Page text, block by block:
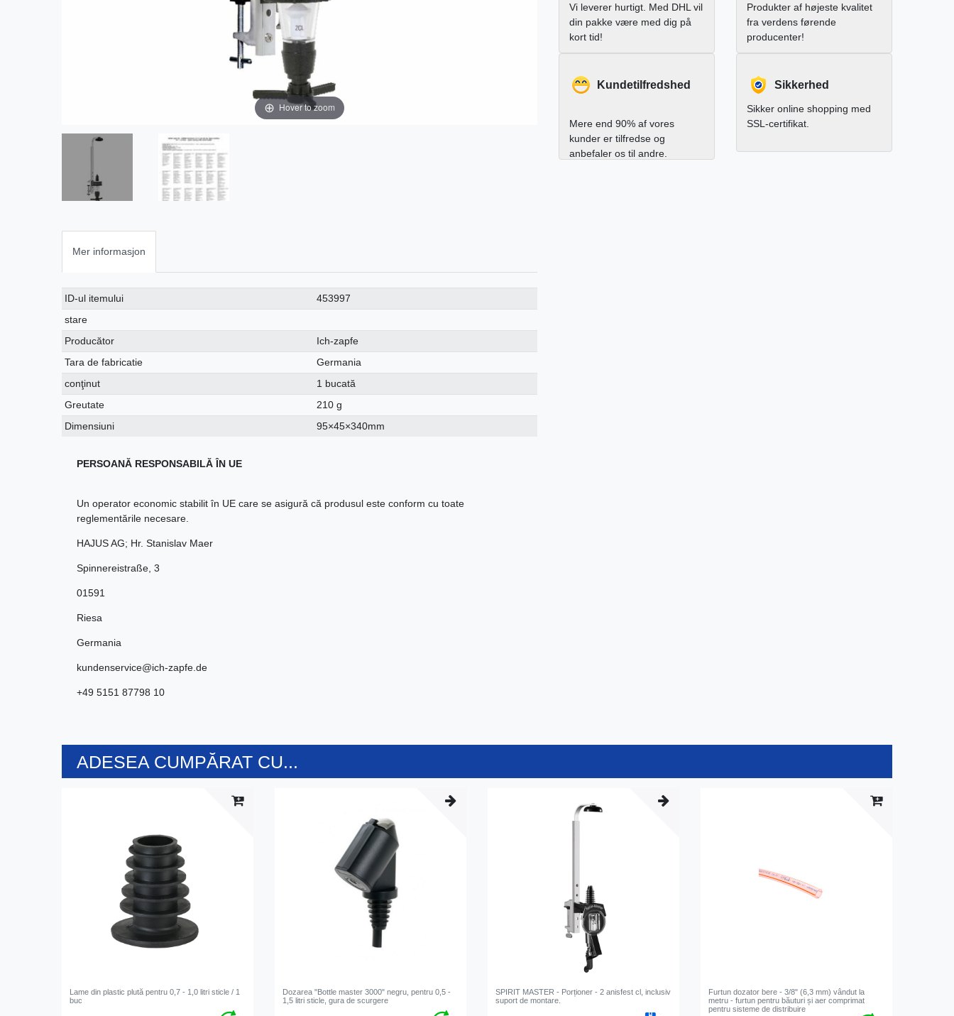
Hover to zoom
Mer informasjon
Ceres::Template.singleItemTechnicalDataAttribute
Ceres::Template.singleItemTechnicalDataValue
ID-ul itemului
453997
stare
Producător
Ich-zapfe
Tara de fabricatie
Germania
conţinut
1 bucată
Greutate
210 g
Dimensiuni
95×45×340mm
PERSOANĂ RESPONSABILĂ ÎN UE
Un operator economic stabilit în UE care se asigură că produsul este conform cu toate
reglementările necesare.
HAJUS AG; Hr. Stanislav Maer
Spinnereistraße 3
01591
Riesa
Germania
kundenservice@ich-zapfe.de
+49 5151 87798 10
Vi leverer hurtigt. Med DHL vil
din pakke være med dig på
kort tid!
Produkter af højeste kvalitet
fra verdens førende
producenter!
Kundetilfredshed
Mere end 90% af vores
kunder er tilfredse og
anbefaler os til andre.
Sikkerhed
Sikker online shopping med
SSL-certifikat.
ADESEA CUMPĂRAT CU...
Lame din plastic plută pentru 0,7 - 1,0 litri sticle / 1
buc
Dozarea "Bottle master 3000" negru, pentru 0,5 -
1,5 litri sticle, gura de scurgere
SPIRIT MASTER - Porționer - 2 anisfest cl, inclusiv
suport de montare.
Furtun dozator bere - 3/8" (6,3 mm) vândut la
metru - furtun pentru băuturi și aer comprimat
pentru sisteme de distribuire